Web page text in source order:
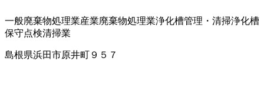
一般廃棄物処理業産業廃棄物処理業浄化槽管理・清掃浄化槽
保守点検清掃業
島根県浜田市原井町９５７